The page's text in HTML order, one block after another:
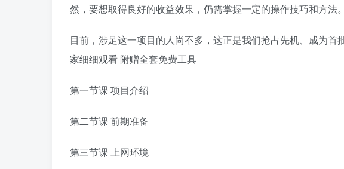
然，要想取得良好的收益效果，仍需掌握一定的操作技巧和方法。
目前，涉足这一项目的人尚不多，这正是我们抢占先机、成为
家细细观看 附赠全套免费工具
第一节课 项目介绍
第二节课 前期准备
第三节课 上网环境